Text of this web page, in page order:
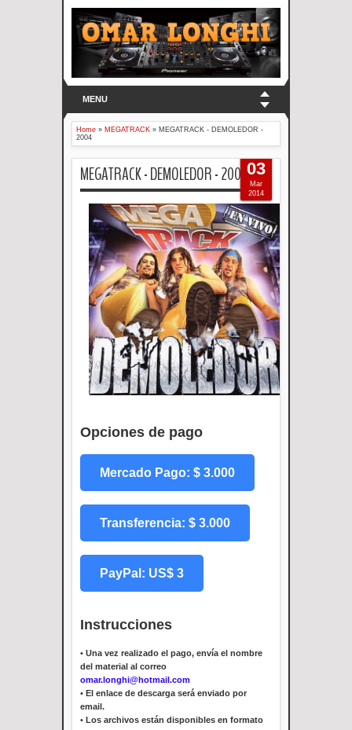
MENU
Home » MEGATRACK » MEGATRACK - DEMOLEDOR -
2004
MEGATRACK - DEMOLEDOR - 2004
Opciones de pago
Mercado Pago: $ 3.000
Transferencia: $ 3.000
PayPal: US$ 3
Instrucciones
• Una vez realizado el pago, envía el nombre
del material al correo
omar.longhi@hotmail.com
• El enlace de descarga será enviado por
email.
• Los archivos están disponibles en formato
03
Mar
2014